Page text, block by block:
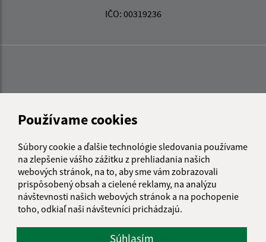
Používame cookies
Súbory cookie a ďalšie technológie sledovania používame
na zlepšenie vášho zážitku z prehliadania našich
webových stránok, na to, aby sme vám zobrazovali
prispôsobený obsah a cielené reklamy, na analýzu
návštevnosti našich webových stránok a na pochopenie
toho, odkiaľ naši návštevníci prichádzajú.
Súhlasím
IČO: 00319236
Informácie o stránke: